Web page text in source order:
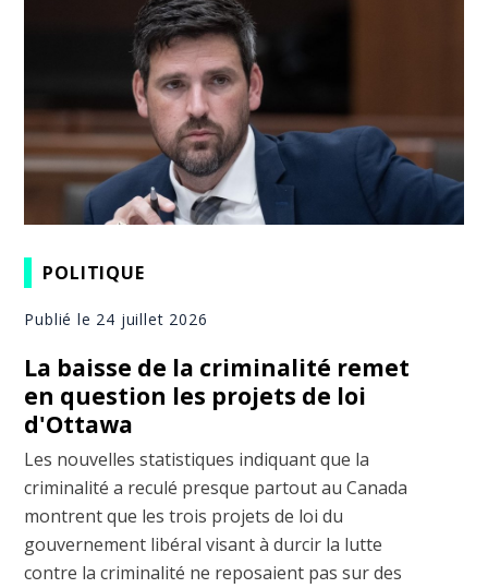
POLITIQUE
Publié le 24 juillet 2026
La baisse de la criminalité remet
en question les projets de loi
d'Ottawa
Les nouvelles statistiques indiquant que la
criminalité a reculé presque partout au Canada
montrent que les trois projets de loi du
gouvernement libéral visant à durcir la lutte
contre la criminalité ne reposaient pas sur des